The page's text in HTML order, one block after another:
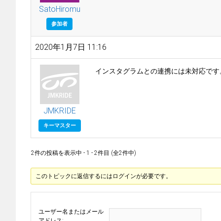
SatoHiromu
参加者
2020年1月7日 11:16
JMKRIDE
キーマスター
インスタグラムとの連携には未対応です
2件の投稿を表示中 - 1 - 2件目 (全2件中)
このトピックに返信するにはログインが必要です。
ユーザー名またはメール